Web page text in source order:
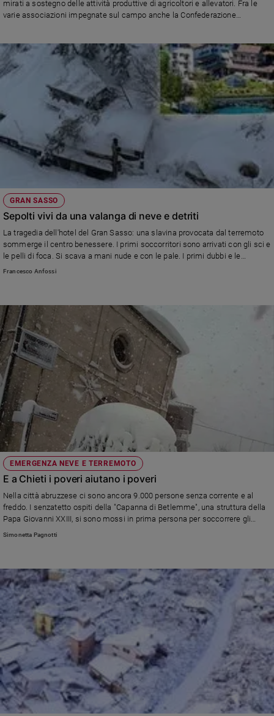
Policy
Chi
siamo
Contatti
Pubblicità
Registrati
Redazione
Social
mirati a sostegno delle attività produttive di agricoltori e allevatori. Fra le
varie associazioni impegnate sul campo anche la Confederazione
GRAN SASSO
Sepolti vivi da una valanga di neve e detriti
La tragedia dell'hotel del Gran Sasso: una slavina provocata dal terremoto
sommerge il centro benessere. I primi soccorritori sono arrivati con gli sci e
le pelli di foca. Si scava a mani nude e con le pale. I primi dubbi e le
polemiche per la lentezza dei soccorsi
Francesco Anfossi
EMERGENZA NEVE E TERREMOTO
E a Chieti i poveri aiutano i poveri
Nella città abruzzese ci sono ancora 9.000 persone senza corrente e al
freddo. I senzatetto ospiti della "Capanna di Betlemme", una struttura della
Papa Giovanni XXIII, si sono mossi in prima persona per soccorrere gli
sfollati. Insomma, proprio gli homeless senza una casa si stanno dando da
Simonetta Pagnotti